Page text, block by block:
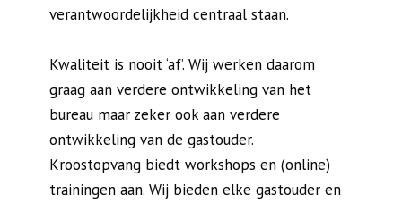
verantwoordelijkheid centraal staan.
Kwaliteit is nooit ‘af’. Wij werken daarom
graag aan verdere ontwikkeling van het
bureau maar zeker ook aan verdere
ontwikkeling van de gastouder.
Kroostopvang biedt workshops en (online)
trainingen aan. Wij bieden elke gastouder en